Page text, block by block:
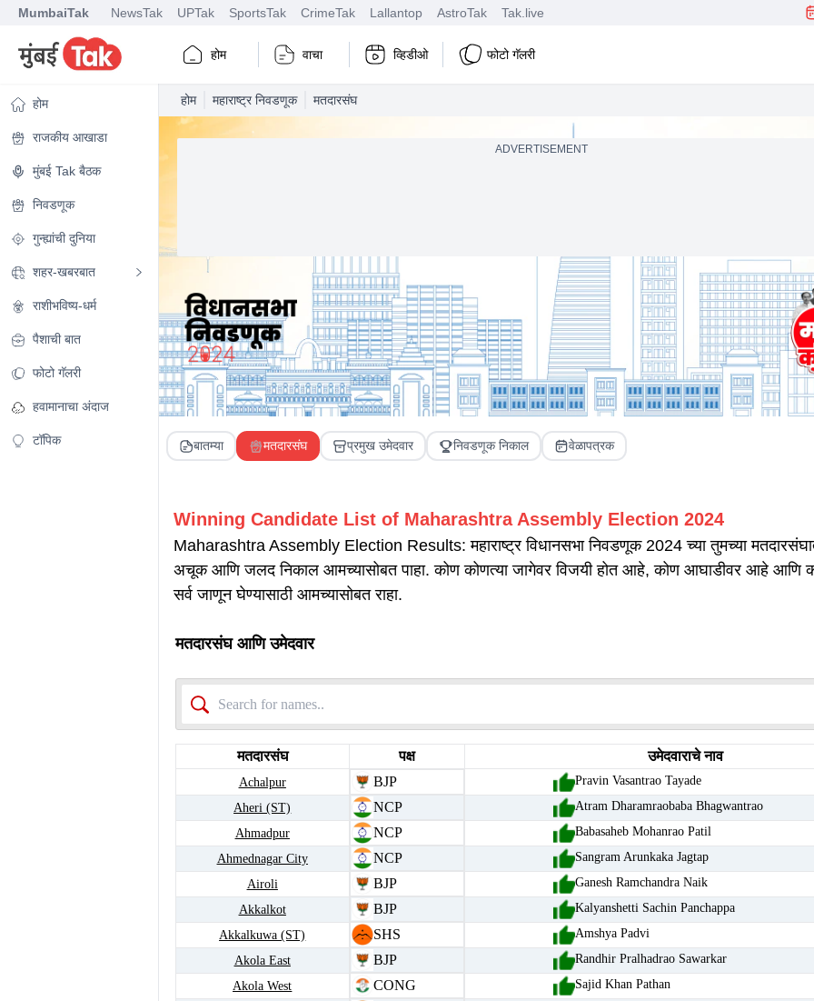
MumbaiTak NewsTak UPTak SportsTak CrimeTak Lallantop AstroTak Tak.live
होम वाचा व्हिडीओ फोटो गॅलरी
होम
राजकीय आखाडा
मुंबई Tak बैठक
निवडणूक
गुन्ह्यांची दुनिया
शहर-खबरबात
राशीभविष्य-धर्म
पैशाची बात
फोटो गॅलरी
हवामानाचा अंदाज
टॉपिक
होम महाराष्ट्र निवडणूक मतदारसंघ
ADVERTISEMENT
बातम्या मतदारसंघ प्रमुख उमेदवार निवडणूक निकाल वेळापत्रक
Winning Candidate List of MaharashtraAssembly Election 2024
Maharashtra Assembly Election Results: महाराष्ट्र विधानसभा निवडणूक 2024 च्या तुमच्या
अचूक आणि जलद निकाल आमच्यासोबत पाहा. कोण कोणत्या जागेवर विजयी होत आहे, कोण आघाडीवर आहे आणि
सर्व जाणून घेण्यासाठी आमच्यासोबत राहा.
मतदारसंघ आणि उमेदवार
मतदारसंघ पक्ष उमेदवाराचे नाव
Achalpur BJP
Pravin Vasantrao Tayade
Aheri (ST)
NCP
Atram Dharamraobaba Bhagwantrao
Ahmadpur
NCP
Babasaheb Mohanrao Patil
Ahmednagar City
NCP
Sangram Arunkaka Jagtap
Airoli
BJP
Ganesh Ramchandra Naik
Akkalkot
BJP
Kalyanshetti Sachin Panchappa
Akkalkuwa (ST)
SHS
Amshya Padvi
Akola East
BJP
Randhir Pralhadrao Sawarkar
Akola West
CONG
Sajid Khan Pathan